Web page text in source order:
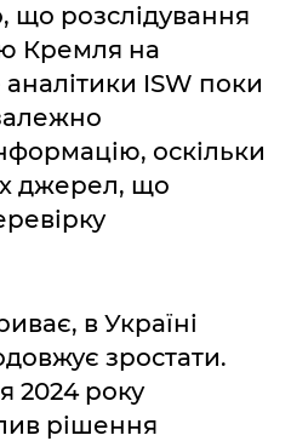
розслідування
Кремля на
аналітики ISW поки
оскільки
джерел, що
в Україні
зростати.
2024 року
рішення